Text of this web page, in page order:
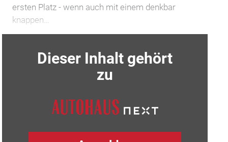
ersten Platz - wenn auch mit einem denkbar
knappen…
Dieser Inhalt gehört
zu